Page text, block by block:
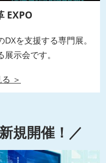
EXPO
を支援する専門展。
示会です。
＞
規開催！ ／